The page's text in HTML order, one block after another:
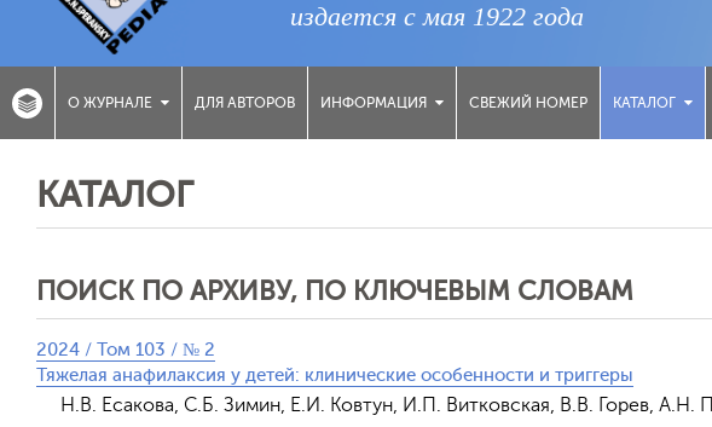
издается с мая 1922 года
О ЖУРНАЛЕ ДЛЯ АВТОРОВ ИНФОРМАЦИЯ СВЕЖИЙ НОМЕР КАТАЛОГ
КАТАЛОГ
ПОИСК ПО АРХИВУ, ПО КЛЮЧЕВЫМ СЛОВАМ
2024 / Том 103 / № 2
Тяжелая анафилаксия у детей: клинические особенности и триггеры
Н.В. Есакова, С.Б. Зимин, Е.И. Ковтун, И.П. Витковская, В.В. Горев, А.Н.